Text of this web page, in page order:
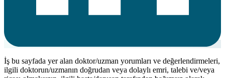
İş bu sayfada yer alan doktor/uzman yorumları ve değerlendirmeleri,
ilgili doktorun/uzmanın doğrudan veya dolaylı emri, talebi ve/veya